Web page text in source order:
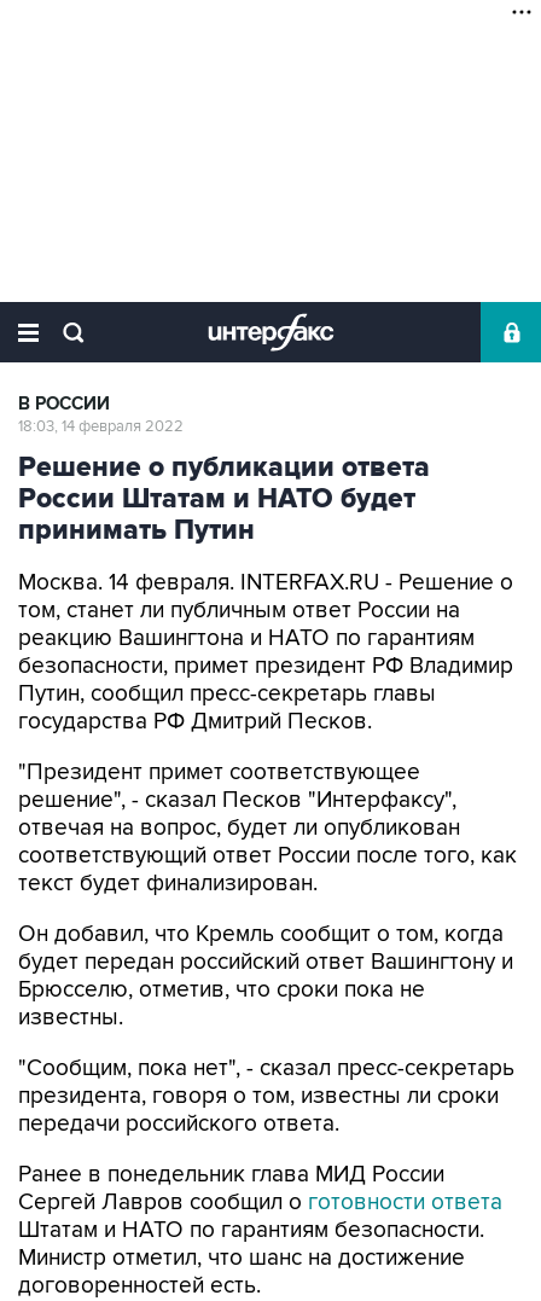
В РОССИИ
18:03, 14 февраля 2022
Решение о публикации ответа
России Штатам и НАТО будет
принимать Путин
Москва. 14 февраля. INTERFAX.RU - Решение о
том, станет ли публичным ответ России на
реакцию Вашингтона и НАТО по гарантиям
безопасности, примет президент РФ Владимир
Путин, сообщил пресс-секретарь главы
государства РФ Дмитрий Песков.
"Президент примет соответствующее
решение", - сказал Песков "Интерфаксу",
отвечая на вопрос, будет ли опубликован
соответствующий ответ России после того, как
текст будет финализирован.
Он добавил, что Кремль сообщит о том, когда
будет передан российский ответ Вашингтону и
Брюсселю, отметив, что сроки пока не
известны.
"Сообщим, пока нет", - сказал пресс-секретарь
президента, говоря о том, известны ли сроки
передачи российского ответа.
Ранее в понедельник глава МИД России
Сергей Лавров сообщил о готовности ответа
Штатам и НАТО по гарантиям безопасности.
Министр отметил, что шанс на достижение
договоренностей есть.